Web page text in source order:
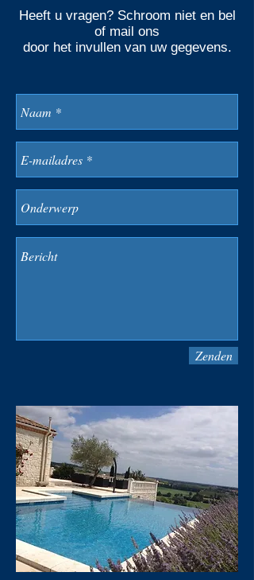
Heeft u vragen? Schroom niet en bel
of mail ons
door het invullen van uw gegevens.
Zenden